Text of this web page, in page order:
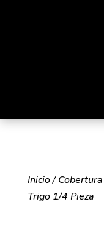
Inicio/Cobertura
Trigo 1/4 Pieza